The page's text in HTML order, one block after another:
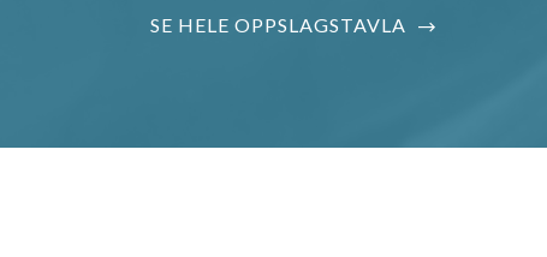
SE HELE OPPSLAGSTAVLA